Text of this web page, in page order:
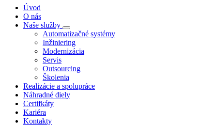
Úvod
O nás
Naše služby
Automatizačné systémy
Inžiniering
Modernizácia
Servis
Outsourcing
Školenia
Realizácie a spolupráce
Náhradné diely
Certifkáty
Kariéra
Kontakty